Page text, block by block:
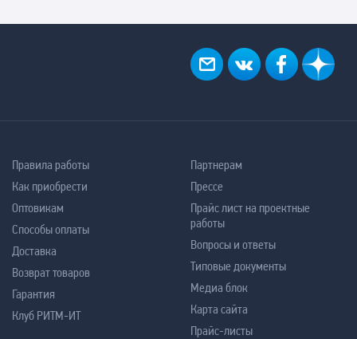
Правила работы
Как приобрести
Оптовикам
Способы оплаты
Доставка
Возврат товаров
Гарантия
Клуб РИТМ-ИТ
Партнерам
Прессе
Прайс лист на проектные
работы
Вопросы и ответы
Типовые документы
Медиа блок
Карта сайта
Прайс-листы